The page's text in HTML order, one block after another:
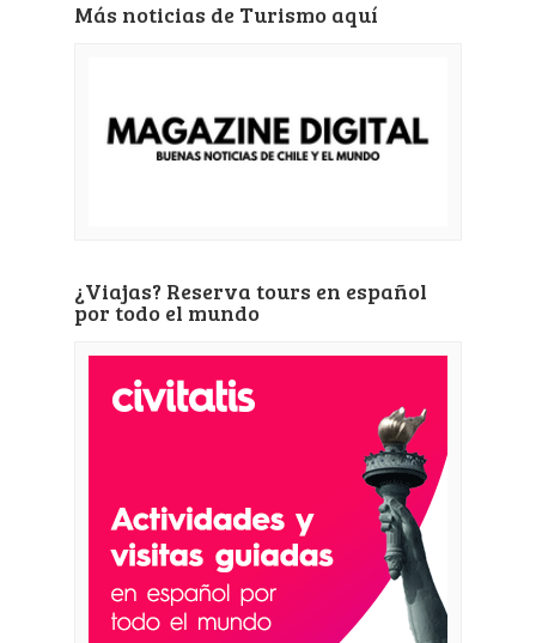
Más noticias de Turismo aquí
¿Viajas? Reserva tours en español
por todo el mundo